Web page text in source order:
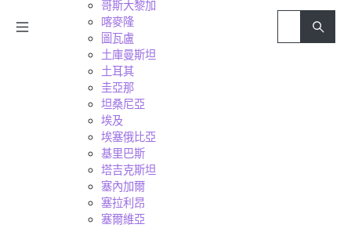
哥斯大黎加
喀麥隆
圖瓦盧
土庫曼斯坦
土耳其
圭亞那
坦桑尼亞
埃及
埃塞俄比亞
基里巴斯
塔吉克斯坦
塞內加爾
塞拉利昂
塞爾維亞